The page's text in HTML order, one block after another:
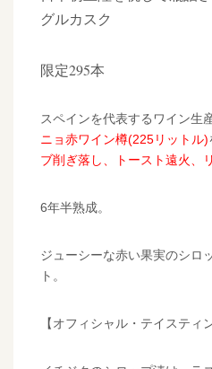
グルカスク
限定295本
スペインを代表するワイン生
ニョ赤ワイン樽(225リットル)
ブ削ぎ落し、トースト遠火、
6年半熟成。
ジューシーな赤い果実のシロ
ト。
【オフィシャル・テイスティ